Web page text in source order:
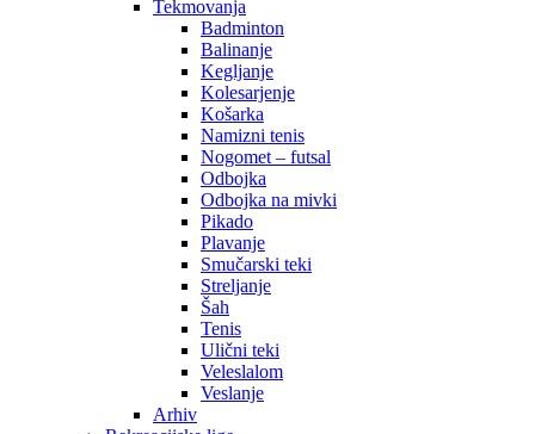
Tekmovanja
Badminton
Balinanje
Kegljanje
Kolesarjenje
Košarka
Namizni tenis
Nogomet – futsal
Odbojka
Odbojka na mivki
Pikado
Plavanje
Smučarski teki
Streljanje
Šah
Tenis
Ulični teki
Veleslalom
Veslanje
Arhiv